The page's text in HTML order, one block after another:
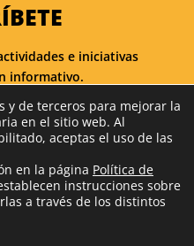
e iniciativas
informativo.
porColorvivo Internet SL
y de terceros para mejorar la
en el sitio web. Al
aceptas el uso de las
en la página Política de
instrucciones sobre
a través de los distintos